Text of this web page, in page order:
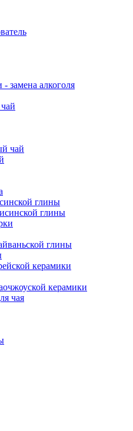
замена алкоголя
чай
глины
глины
глины
керамики
керамики
чая